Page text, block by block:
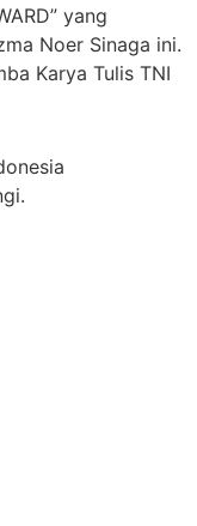
yang
Noer Sinaga ini.
Karya Tulis TNI